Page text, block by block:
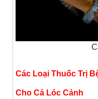
Các Loại Thuốc Trị
Cho Cá Lóc Cảnh